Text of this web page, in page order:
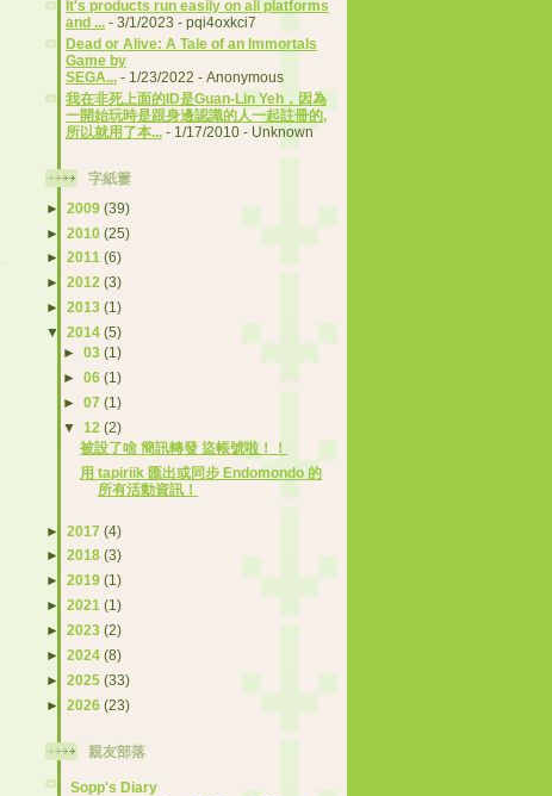
It's products run easily on all platforms
and ... - 3/1/2023 - pqi4oxkci7
Dead or Alive: A Tale of an Immortals
Game by
SEGA... - 1/23/2022 - Anonymous
我在非死上面的ID是Guan-Lin Yeh，因為
一開始玩時是跟身邊認識的人一起註冊的,
所以就用了本... - 1/17/2010 - Unknown
字紙簍
► 2009 (39)
► 2010 (25)
► 2011 (6)
► 2012 (3)
► 2013 (1)
▼ 2014 (5)
►03(1)
►06(1)
►07(1)
▼12(2)
被設了啥 簡訊轉發 盜帳號啦！！
用 tapiriik 匯出或同步 Endomondo 的
所有活動資訊！
► 2017 (4)
► 2018 (3)
► 2019 (1)
► 2021 (1)
► 2023 (2)
► 2024 (8)
► 2025 (33)
► 2026 (23)
親友部落
Sopp's Diary